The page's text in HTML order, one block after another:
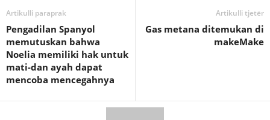
Artikulli paraprak
Pengadilan Spanyol
memutuskan bahwa
Noelia memiliki hak untuk
mati-dan ayah dapat
mencoba mencegahnya
Artikulli tjetër
Gas metana ditemukan di
makeMake